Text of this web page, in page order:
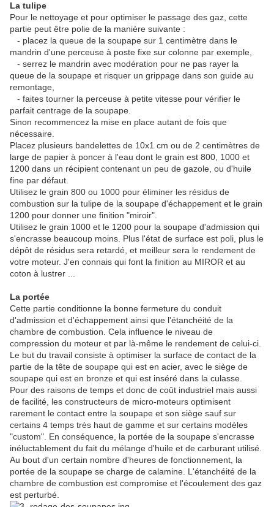
La tulipe
Pour le nettoyage et pour optimiser le passage des gaz, cette
partie peut être polie de la manière suivante :
- placez la queue de la soupape sur 1 centimètre dans le
mandrin d'une perceuse à poste fixe sur colonne par exemple,
- serrez le mandrin avec modération pour ne pas rayer la
queue de la soupape et risquer un grippage dans son guide au
remontage,
- faites tourner la perceuse à petite vitesse pour vérifier le
parfait centrage de la soupape.
Sinon recommencez la mise en place autant de fois que
nécessaire.
Placez plusieurs bandelettes de 10x1 cm ou de 2 centimètres de
large de papier à poncer à l'eau dont le grain est 800, 1000 et
1200 dans un récipient contenant un peu de gazole, ou d'huile
fine par défaut.
Utilisez le grain 800 ou 1000 pour éliminer les résidus de
combustion sur la tulipe de la soupape d'échappement et le grain
1200 pour donner une finition "miroir".
Utilisez le grain 1000 et le 1200 pour la soupape d'admission qui
s'encrasse beaucoup moins. Plus l'état de surface est poli, plus le
dépôt de résidus sera retardé, et meilleur sera le rendement de
votre moteur. J'en connais qui font la finition au MIROR et au
coton à lustrer ...
La portée
Cette partie conditionne la bonne fermeture du conduit
d'admission et d'échappement ainsi que l'étanchéité de la
chambre de combustion. Cela influence le niveau de
compression du moteur et par là-même le rendement de celui-ci.
Le but du travail consiste à optimiser la surface de contact de la
partie de la tête de soupape qui est en acier, avec le siège de
soupape qui est en bronze et qui est inséré dans la culasse.
Pour des raisons de temps et donc de coût industriel mais aussi
de facilité, les constructeurs de micro-moteurs optimisent
rarement le contact entre la soupape et son siège sauf sur
certains 4 temps très haut de gamme et sur certains modèles
"custom". En conséquence, la portée de la soupape s'encrasse
inéluctablement du fait du mélange d'huile et de carburant utilisé.
Au bout d'un certain nombre d'heures de fonctionnement, la
portée de la soupape se charge de calamine. L'étanchéité de la
chambre de combustion est compromise et l'écoulement des gaz
est perturbé.